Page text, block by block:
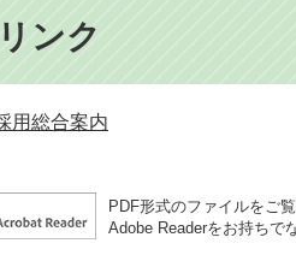
ンク
用総合案内
PDF形式のファイルをご
Adobe Readerをお持ちで